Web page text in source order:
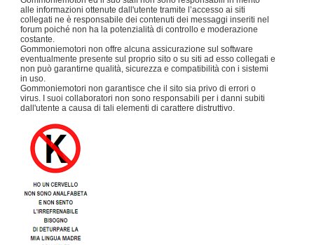
alle informazioni ottenute dall'utente tramite l’accesso ai siti
collegati ne è responsabile dei contenuti dei messaggi inseriti nel
forum poiché non ha la potenzialità di controllo e moderazione
costante.
Gommoniemotori non offre alcuna assicurazione sul software
eventualmente presente sul proprio sito o su siti ad esso collegati e
non può garantirne qualità, sicurezza e compatibilità con i sistemi
in uso.
Gommoniemotori non garantisce che il sito sia privo di errori o
virus. I suoi collaboratori non sono responsabili per i danni subiti
dall'utente a causa di tali elementi di carattere distruttivo.